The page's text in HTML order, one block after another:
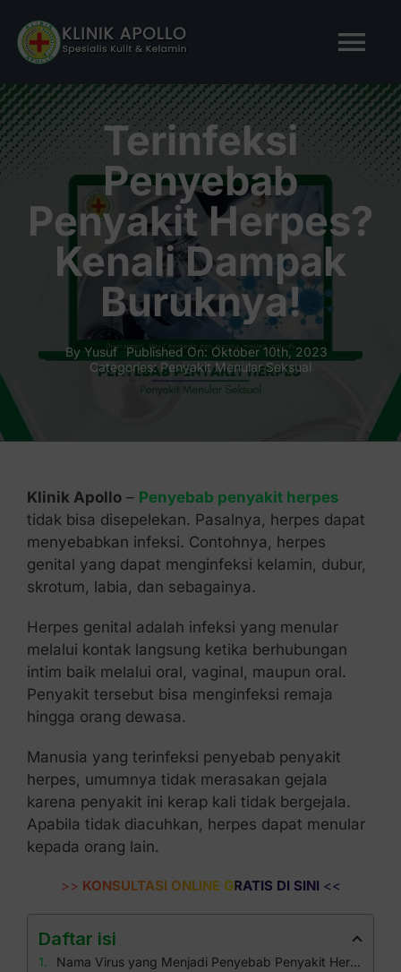
content
BERANDA
TENTANG KAMI
LAYANAN KAMI
Tanya Apollo
Terinfeksi
Penyebab
Penyakit Herpes?
Kenali Dampak
Buruknya!
By Yusuf Published On: Oktober 10th, 2023
Categories:Penyakit Menular Seksual
Klinik Apollo– Penyebab penyakit herpes
tidak bisa disepelekan. Pasalnya, herpes dapat
menyebabkan infeksi. Contohnya, herpes
genital yang dapat menginfeksi kelamin, dubur,
skrotum, labia, dan sebagainya.
Herpes genital adalah infeksi yang menular
melalui kontak langsung ketika berhubungan
intim baik melalui oral, vaginal, maupun oral.
Penyakit tersebut bisa menginfeksi remaja
hingga orang dewasa.
Manusia yang terinfeksi penyebab penyakit
herpes, umumnya tidak merasakan gejala
karena penyakit ini kerap kali tidak bergejala.
Apabila tidak diacuhkan, herpes dapat menular
kepada orang lain.
>> KONSULTASI ONLINE GRATIS DI SINI <<
Daftar isi
Nama Virus yang Menjadi Penyebab Penyakit Herpes